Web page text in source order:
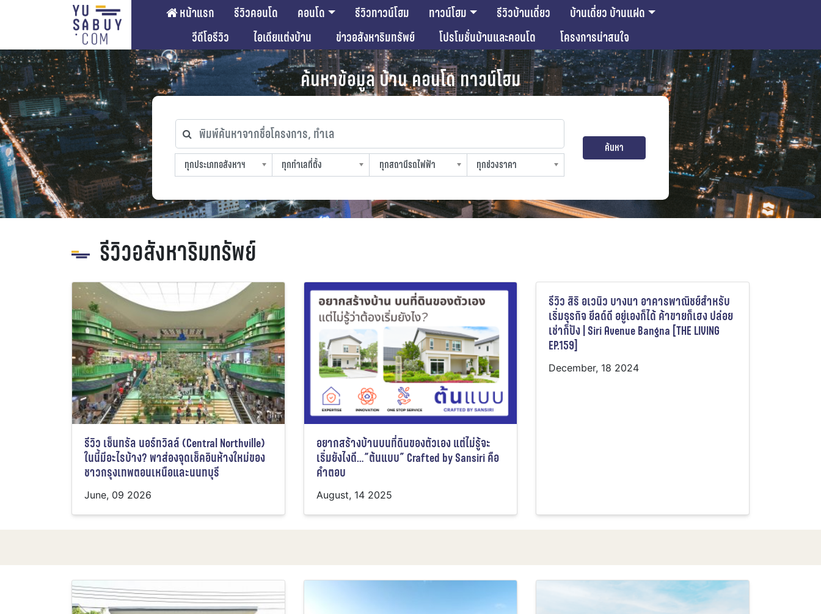
หน้าแรก รีวิวคอนโด คอนโด รีวิวทาวน์โฮม ทาวน์โฮม รีวิวบ้านเดี่ยว
บ้านเดี่ยว บ้านแฝด
วีดีโอรีวิว
ไอเดียแต่งบ้าน ข่าวอสังหาริมทรัพย์ โปรโมชั่นบ้านและคอนโด โครงการน่าสนใจ
ค้นหาข้อมูล บ้าน คอนโด ทาวน์โฮม
พิมพ์ค้นหาจากชื่อโครงการ, ทำเล
ทุกประเภทอสังหาฯ
ทุกประเภทอสังหาฯ
ทุกทำเลที่ตั้ง
ทุกทำเลที่ตั้ง
ทุกสถานีรถไฟฟ้า
ทุกสถานีรถไฟฟ้า
ทุกช่วงราคา
ทุกช่วงราคา
ค้นหา
รีวิวอสังหาริมทรัพย์
รีวิว เซ็นทรัล นอร์ทวิลล์ (Central Northville)
ในนี้มีอะไรบ้าง? พาส่องจุดเช็คอินห้างใหม่ของ
ชาวกรุงเทพตอนเหนือและนนทบุรี
June, 09 2026
อยากสร้างบ้านบนที่ดินของตัวเอง แต่ไม่รู้จะ
เริ่มยังไงดี…“ต้นแบบ” Crafted by Sansiri คือ
คำตอบ
August, 14 2025
รีวิว สิริ อเวนิว บางนา อาคารพาณิชย์สำหรับ
เริ่มธุรกิจ ยีลด์ดี อยู่เองก็ได้ ค้าขายก็เฮง ปล่อย
เช่าก็ปัง | Siri Avenue Bangna [THE LIVING
EP.159]
December, 18 2024